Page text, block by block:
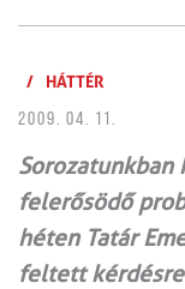
/ HÁTTÉR
2009. 04. 11.
felerősödő
héten Tatár
feltett